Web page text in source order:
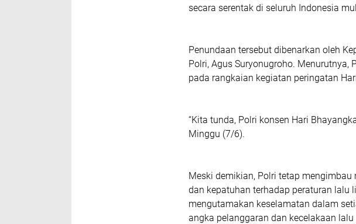
secara serentak di seluruh Indonesia
Penundaan tersebut dibenarkan oleh
Polri, Agus Suryonugroho.
pada rangkaian kegiatan peringatan
“Kita tunda, Polri konsen Hari
Minggu (7/6).
Meski demikian, Polri tetap
dan kepatuhan terhadap peraturan lalu
mengutamakan keselamatan dalam
angka pelanggaran dan kecelakaan lalu